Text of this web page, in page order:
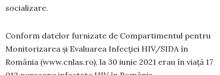
socializare.
Conform datelor furnizate de Compartimentul pentru
Monitorizarea și Evaluarea Infecției HIV/SIDA în
România (www.cnlas.ro), la 30 iunie 2021 erau în viață 17